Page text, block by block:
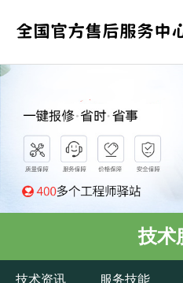
技术
技术资讯 服务技能